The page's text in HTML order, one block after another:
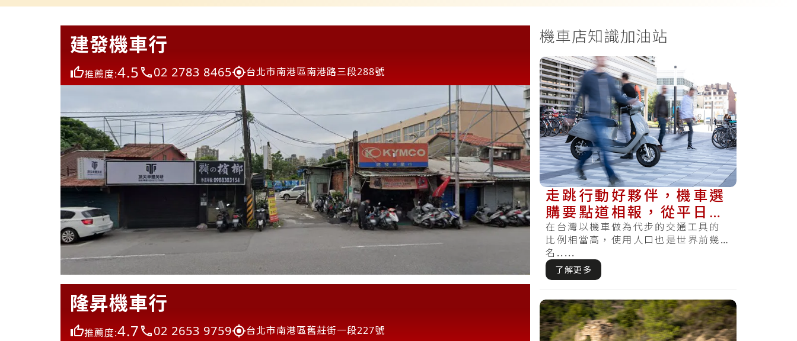
建發機車行
推薦度:4.5 02 2783 8465 台北市南港區南港路三段288號
隆昇機車行
推薦度:4.7 02 2653 9759 台北市南港區舊莊街一段227號
機車店知識加油站
走跳行動好夥伴，機車選
購要點道相報，從平日需
求決定排氣量與預算考量
在台灣以機車做為代步的交通工具的
比例相當高，使用人口也是世界前幾
名.....
了解更多